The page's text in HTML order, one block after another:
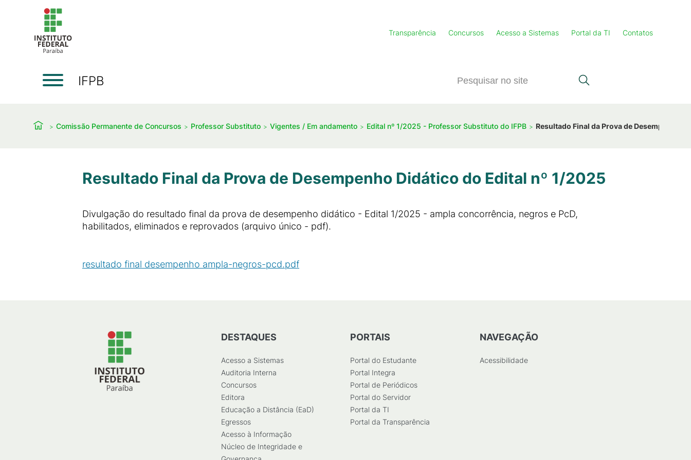
Transparência Concursos Acesso a Sistemas Portal da TI Contatos
IFPB
Comissão Permanente de Concursos Professor Substituto Vigentes / Em andamento Edital nº 1/2025 - Professor Substituto do IFPB Resultado Final da Prova de Desempenho
Resultado Final da Prova de Desempenho Didático do Edital nº 1/2025
Divulgação do resultado final da prova de desempenho didático - Edital 1/2025 - ampla concorrência, negros e PcD,
habilitados, eliminados e reprovados (arquivo único - pdf).
resultado final desempenho ampla-negros-pcd.pdf
DESTAQUES
Acesso a Sistemas
Auditoria Interna
Concursos
Editora
Educação a Distância (EaD)
Egressos
Acesso à Informação
Núcleo de Integridade e
PORTAIS
Portal do Estudante
Portal Integra
Portal de Periódicos
Portal do Servidor
Portal da TI
Portal da Transparência
NAVEGAÇÃO
Acessibilidade